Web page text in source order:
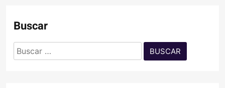
Buscar
Buscar: